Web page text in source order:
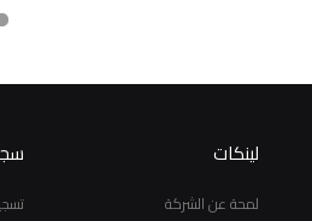
لينكات
لمحة عن الشركة